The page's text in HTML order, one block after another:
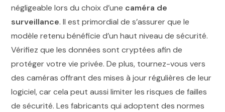
négligeable lors du choix d’une caméra de
surveillance. Il est primordial de s’assurer que le
modèle retenu bénéficie d’un haut niveau de sécurité.
Vérifiez que les données sont cryptées afin de
protéger votre vie privée. De plus, tournez-vous vers
des caméras offrant des mises à jour régulières de leur
logiciel, car cela peut aussi limiter les risques de failles
de sécurité. Les fabricants qui adoptent des normes